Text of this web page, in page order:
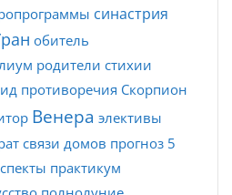
синастрия
обитель
родители стихии
противоречия Скорпион
Венера элективы
связи домов прогноз 5
практикум